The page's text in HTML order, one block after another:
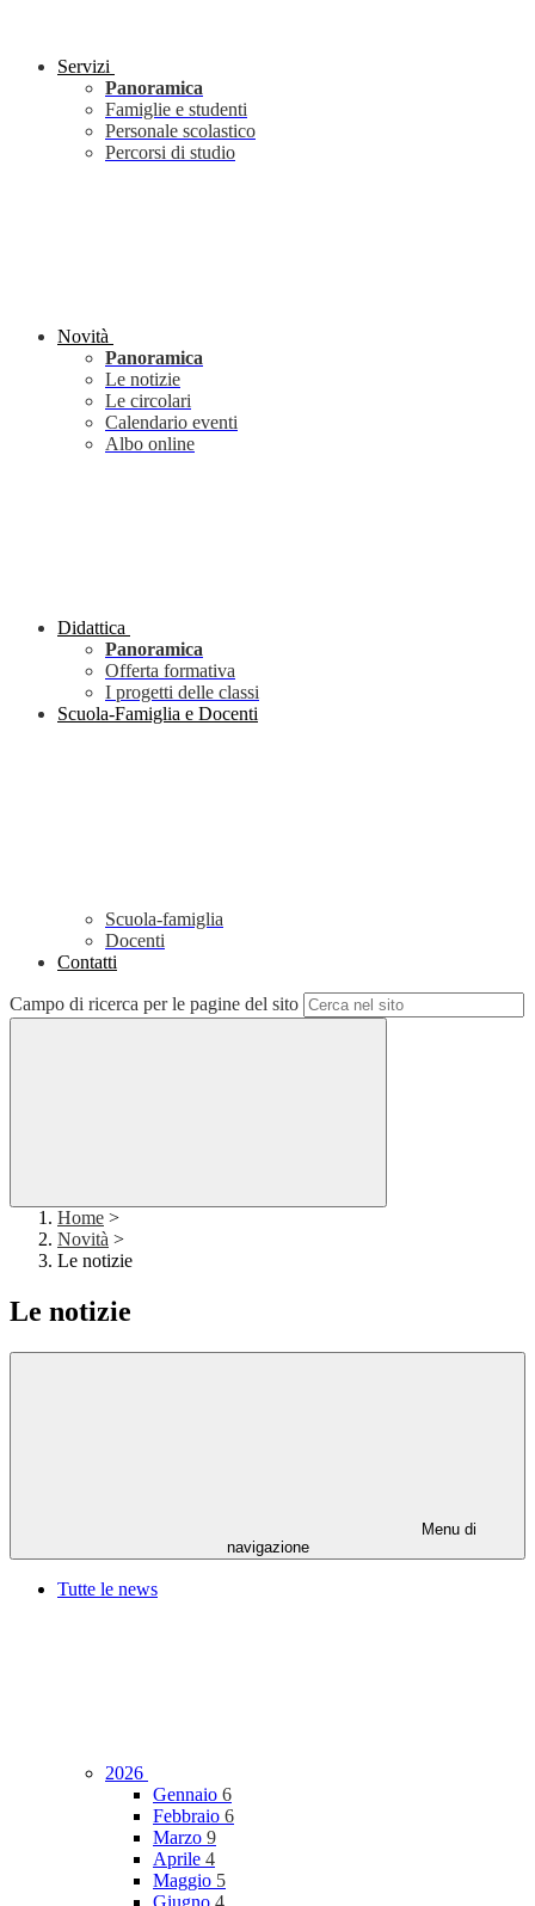
Servizi
Panoramica
Famiglie e studenti
Personale scolastico
Percorsi di studio
Novità
Panoramica
Le notizie
Le circolari
Calendario eventi
Albo online
Didattica
Panoramica
Offerta formativa
I progetti delle classi
Scuola-Famiglia e Docenti
Scuola-famiglia
Docenti
Contatti
Campo di ricerca per le pagine del sito
Home >
Novità >
Le notizie
Le notizie
Menu di
navigazione
Tutte le news
2026
Gennaio 6
Febbraio 6
Marzo 9
Aprile 4
Maggio 5
Giugno 4